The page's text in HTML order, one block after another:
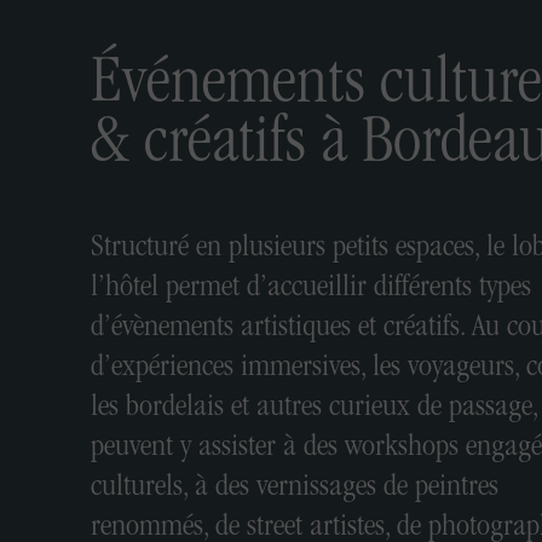
Événements
& créatifs à
Structuré en plusieurs petits espaces, le
l’hôtel permet d’accueillir différents types
d’évènements artistiques et créatifs. Au
d’expériences immersives, les voyageurs,
les bordelais et autres curieux de passage,
peuvent y assister à des workshops
culturels, à des vernissages de peintres
renommés, de street artistes, de